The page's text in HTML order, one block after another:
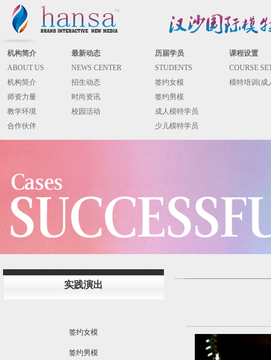
机构简介 最新动态 历届学员
课程设置
ABOUT US
NEWS CENTER STUDENTS
COURSE
机构简介
招生动态 签约女模
模特培训(成
师资力量
时尚资讯
签约男模
教学环境
校园活动
成人模特学员
合作伙伴
少儿模特学员
实践演出
签约女模
签约男模